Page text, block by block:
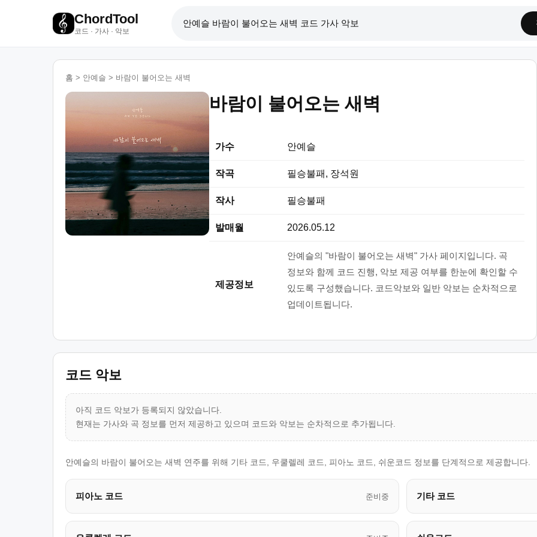
ChordTool
코드 · 가사 · 악보
홈 > 안예슬 > 바람이 불어오는 새벽
바람이 불어오는 새벽
가수 안예슬
작곡 필승불패, 장석원
작사 필승불패
발매월 2026.05.12
제공정보
안예슬의 "바람이 불어오는 새벽" 가사 페이지입니다. 곡
정보와 함께 코드 진행, 악보 제공 여부를 한눈에 확인할 수
있도록 구성했습니다. 코드악보와 일반 악보는 순차적으로
업데이트됩니다.
코드 악보
아직 코드 악보가 등록되지 않았습니다.
현재는 가사와 곡 정보를 먼저 제공하고 있으며 코드와 악보는 순차적으로 추가됩니다.
안예슬의 바람이 불어오는 새벽 연주를 위해 기타 코드, 우쿨렐레 코드, 피아노 코드, 쉬운코드 정보를 단계적으로 제공합니다.
피아노 코드 준비중 기타 코드